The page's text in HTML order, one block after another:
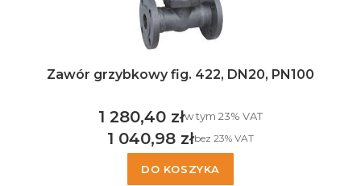
Zawór grzybkowy fig. 422, DN20, PN100
Cena brutto
1 280,40 złw tym %s VAT
w tym 23% VAT
Cena netto
1 040,98 złbez 23% VAT
DO KOSZYKA